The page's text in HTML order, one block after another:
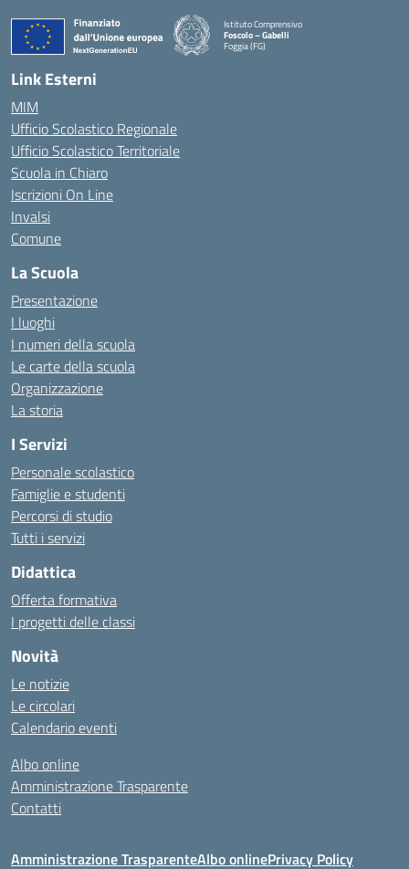
Istituto Comprensivo
Foscolo – Gabelli
Foggia (FG)
— Visita la pagina iniziale della scuola
Link Esterni
MIM
Ufficio Scolastico Regionale
Ufficio Scolastico Territoriale
Scuola in Chiaro
Iscrizioni On Line
Invalsi
Comune
La Scuola
Presentazione
I luoghi
I numeri della scuola
Le carte della scuola
Organizzazione
La storia
I Servizi
Personale scolastico
Famiglie e studenti
Percorsi di studio
Tutti i servizi
Didattica
Offerta formativa
I progetti delle classi
Novità
Le notizie
Le circolari
Calendario eventi
Albo online
Amministrazione Trasparente
Contatti
Amministrazione TrasparenteAlbo onlinePrivacy Policy